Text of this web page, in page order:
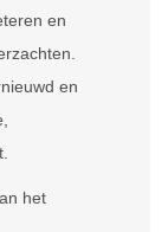
en
en
het